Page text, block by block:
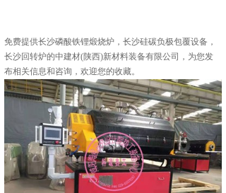
免费提供长沙磷酸铁锂煅烧炉 ，长沙硅碳负极包覆设备，
长沙回转炉的中建材(陕西)新材料装备有限公司，为您发
布相关信息和咨询，欢迎您的收藏。